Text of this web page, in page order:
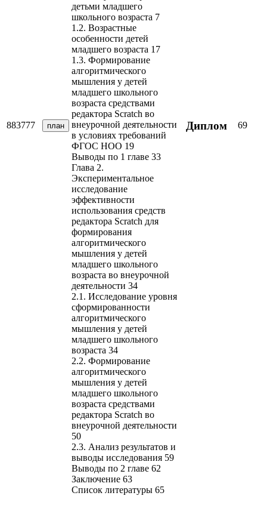
883777 план
детьми младшего
школьного возраста 7
1.2. Возрастные
особенности детей
младшего возраста 17
1.3. Формирование
алгоритмического
мышления у детей
младшего школьного
возраста средствами
редактора Scratch во
внеурочной деятельности
в условиях требований
ФГОС НОО 19
Выводы по 1 главе 33
Глава 2.
Экспериментальное
исследование
эффективности
использования средств
редактора Scratch для
формирования
алгоритмического
мышления у детей
младшего школьного
возраста во внеурочной
деятельности 34
2.1. Исследование уровня
сформированности
алгоритмического
мышления у детей
младшего школьного
возраста 34
2.2. Формирование
алгоритмического
мышления у детей
младшего школьного
возраста средствами
редактора Scratch во
внеурочной деятельности
50
2.3. Анализ результатов и
выводы исследования 59
Выводы по 2 главе 62
Заключение 63
Список литературы 65
Диплом 69